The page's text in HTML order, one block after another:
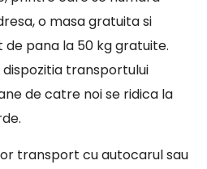
o masa gratuita si
pana la 50 kg gratuite.
dispozitia transportului
de catre noi se ridica la
transport cu autocarul sau